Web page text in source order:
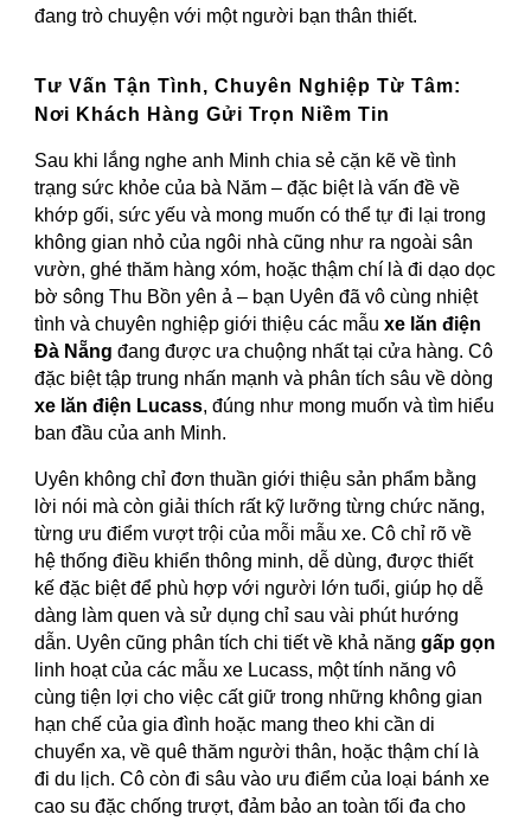
đang trò chuyện với một người bạn thân thiết.
Tư Vấn Tận Tình, Chuyên Nghiệp Từ Tâm:
Nơi Khách Hàng Gửi Trọn Niềm Tin
Sau khi lắng nghe anh Minh chia sẻ cặn kẽ về tình
trạng sức khỏe của bà Năm – đặc biệt là vấn đề về
khớp gối, sức yếu và mong muốn có thể tự đi lại trong
không gian nhỏ của ngôi nhà cũng như ra ngoài sân
vườn, ghé thăm hàng xóm, hoặc thậm chí là đi dạo dọc
bờ sông Thu Bồn yên ả – bạn Uyên đã vô cùng nhiệt
tình và chuyên nghiệp giới thiệu các mẫuxe lăn điện
Đà Nẵng đang được ưa chuộng nhất tại cửa hàng. Cô
đặc biệt tập trung nhấn mạnh và phân tích sâu về dòng
xe lăn điện Lucass, đúng như mong muốn và tìm hiểu
ban đầu của anh Minh.
Uyên không chỉ đơn thuần giới thiệu sản phẩm bằng
lời nói mà còn giải thích rất kỹ lưỡng từng chức năng,
từng ưu điểm vượt trội của mỗi mẫu xe. Cô chỉ rõ về
hệ thống điều khiển thông minh, dễ dùng, được thiết
kế đặc biệt để phù hợp với người lớn tuổi, giúp họ dễ
dàng làm quen và sử dụng chỉ sau vài phút hướng
dẫn. Uyên cũng phân tích chi tiết về khả nănggấp gọn
linh hoạt của các mẫu xe Lucass, một tính năng vô
cùng tiện lợi cho việc cất giữ trong những không gian
hạn chế của gia đình hoặc mang theo khi cần di
chuyển xa, về quê thăm người thân, hoặc thậm chí là
đi du lịch. Cô còn đi sâu vào ưu điểm của loại bánh xe
cao su đặc chống trượt, đảm bảo an toàn tối đa cho